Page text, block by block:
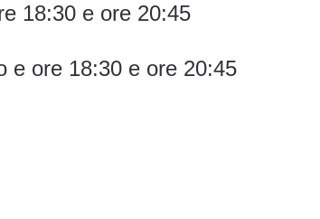
18:30 e ore 20:45
e ore 18:30 e ore 20:45